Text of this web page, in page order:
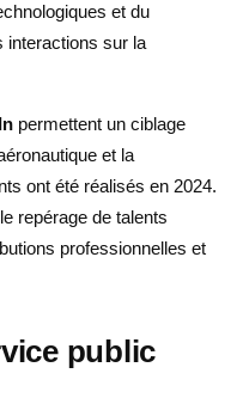
et du
interactions sur la
permettent un ciblage
et la
ont été réalisés en 2024.
repérage de talents
professionnelles et
public